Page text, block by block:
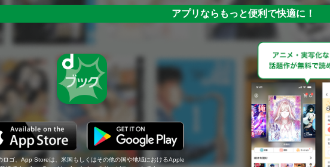
アプリならもっと便利で快適に！
ロゴ、App Storeは、米国もしくはその他の国や地域におけるApple